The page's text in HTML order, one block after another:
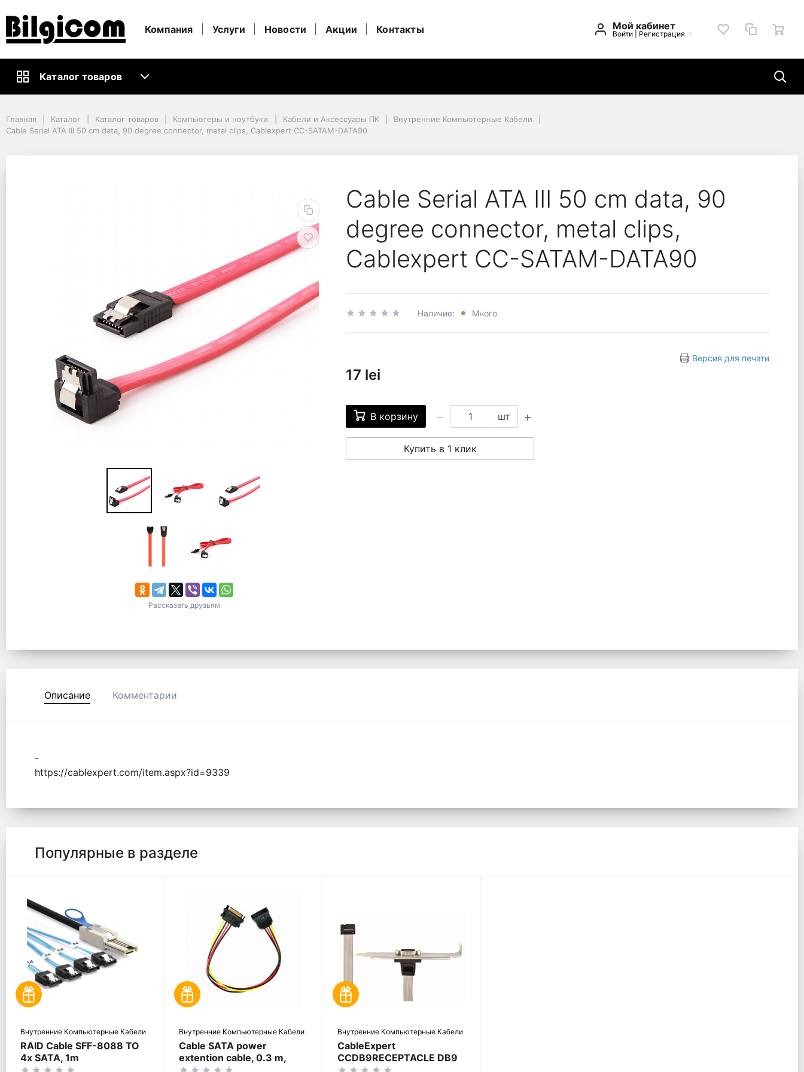
Мой кабинет
Войти| Регистрация
Компания Услуги Новости Акции Контакты
Каталог товаров
Главная
Компьютеры и ноутбуки
Кабели и Аксессуары ПК
Внутренние Компьютерные Кабели
Главная Каталог Каталог товаров Компьютеры и ноутбуки Кабели и Аксессуары ПК
Внутренние Компьютерные Кабели
Cable Serial ATA III 50 cm data, 90 degree connector, metal clips, Cablexpert CC-SATAM-DATA90
Рассказать друзьям
Cable Serial ATA III 50 cm data, 90
degree connector, metal clips,
Cablexpert CC-SATAM-DATA90
Наличие: Много
Версия для печати
17 lei
В корзину шт
Купить в 1 клик
Описание Комментарии
-
https://cablexpert.com/item.aspx?id=9339
Популярные в разделе
Внутренние Компьютерные Кабели
RAID Cable SFF-8088 TO
4x SATA, 1m
Внутренние Компьютерные Кабели
Cable SATA power
extention cable, 0.3 m,
Внутренние Компьютерные Кабели
CableExpert
CCDB9RECEPTACLE DB9